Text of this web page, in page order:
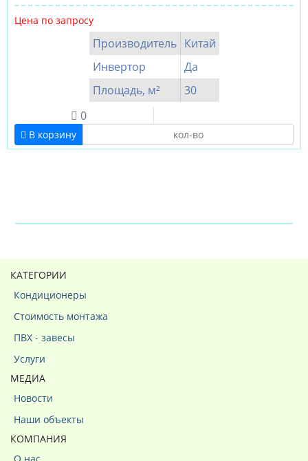
Цена по запросу
Производитель Китай
Инвертор
Да
Площадь, м²
30
0
В корзину
КАТЕГОРИИ
Кондиционеры
Стоимость монтажа
ПВХ - завесы
Услуги
МЕДИА
Новости
Наши объекты
КОМПАНИЯ